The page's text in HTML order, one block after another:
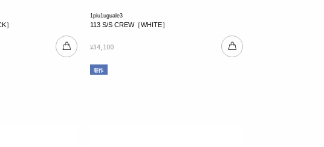
］
1piu1uguale3
113 S/S CREW［WHITE］
¥34,100
新作